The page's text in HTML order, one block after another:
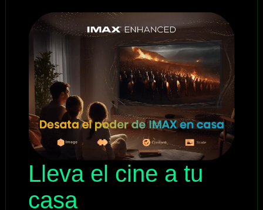
Lleva el cine a tu
casa